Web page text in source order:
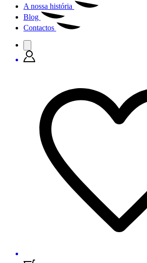
A nossa história
Blog
Contactos